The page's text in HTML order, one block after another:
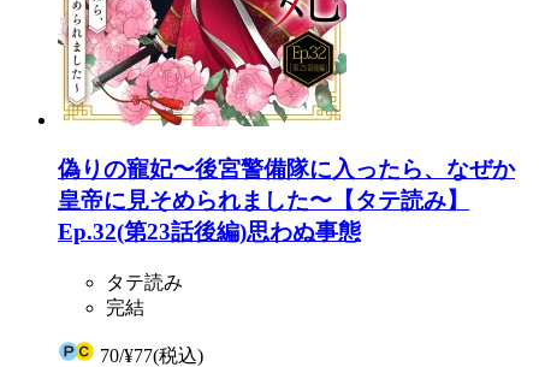
偽りの寵妃〜後宮警備隊に入ったら、なぜか
皇帝に見そめられました〜【タテ読み】
Ep.32(第23話後編)思わぬ事態
タテ読み
完結
70/¥77(税込)